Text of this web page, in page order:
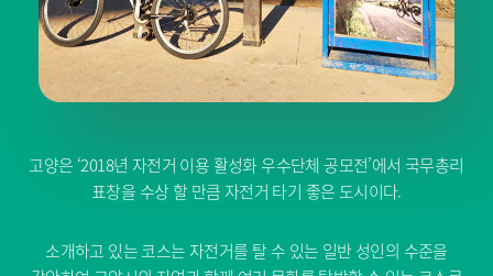
고양은 ‘2018년 자전거 이용 활성화 우수단체 공모전’에서 국무총리
표창을 수상 할 만큼 자전거 타기 좋은 도시이다.
소개하고 있는 코스는 자전거를 탈 수 있는 일반 성인의 수준을